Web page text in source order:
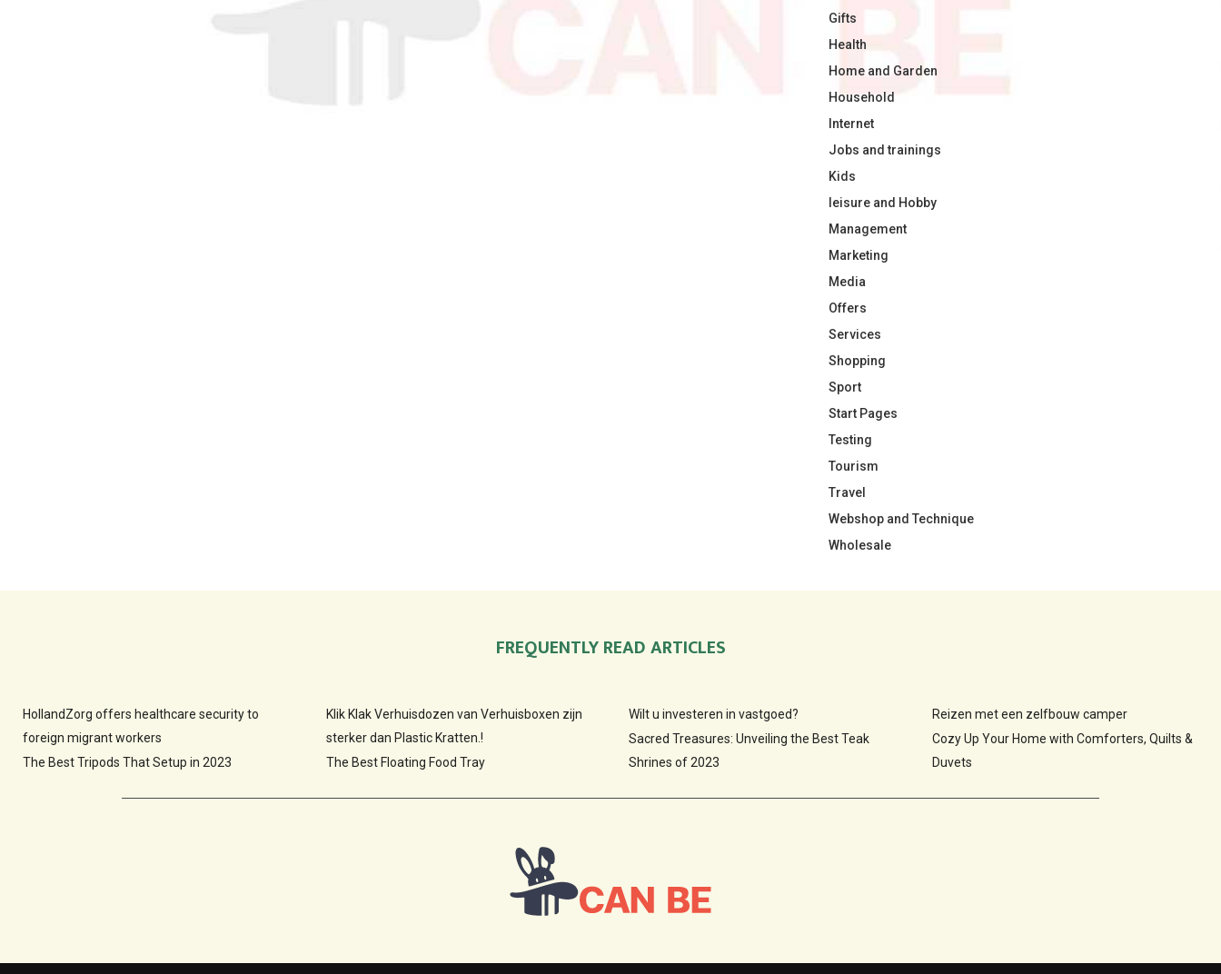
Gifts
Health
Home and Garden
Household
Internet
Jobs and trainings
Kids
leisure and Hobby
Management
Marketing
Media
Offers
Services
Shopping
Sport
Start Pages
Testing
Tourism
Travel
Webshop and Technique
Wholesale
FREQUENTLY READ ARTICLES
HollandZorg offers healthcare security to
foreign migrant workers
The Best Tripods That Setup in 2023
Klik Klak Verhuisdozen van Verhuisboxen zijn
sterker dan Plastic Kratten.!
The Best Floating Food Tray
Wilt u investeren in vastgoed?
Sacred Treasures: Unveiling the Best Teak
Shrines of 2023
Reizen met een zelfbouw camper
Cozy Up Your Home with Comforters, Quilts &
Duvets